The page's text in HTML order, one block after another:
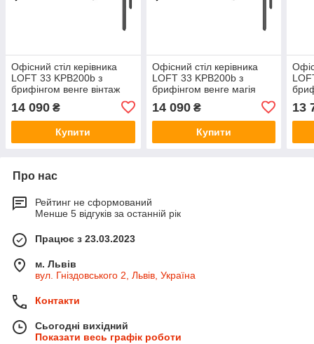
Офісний стіл керівника
LOFT 33 KPB200b з
брифінгом венге вінтаж
14 090 ₴
Купити
Офісний стіл керівника
LOFT 33 KPB200b з
брифінгом венге магія
14 090₴
Купити
13
Про нас
Рейтинг не сформований
Менше 5 відгуків за останній рік
Працює з 23.03.2023
м. Львів
вул. Гніздовського 2, Львів, Україна
Контакти
Сьогодні вихідний
Показати весь графік роботи